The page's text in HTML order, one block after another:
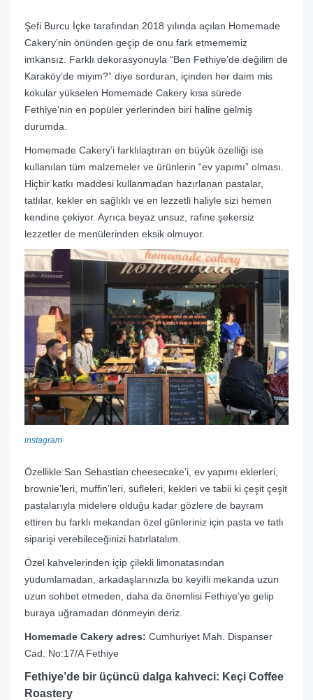
Şefi Burcu İçke tarafından 2018 yılında açılan Homemade
Cakery’nin önünden geçip de onu fark etmememiz
imkansız. Farklı dekorasyonuyla “Ben Fethiye’de değilim de
Karaköy’de miyim?” diye sorduran, içinden her daim mis
kokular yükselen Homemade Cakery kısa sürede
Fethiye’nin en popüler yerlerinden biri haline gelmiş
durumda.
Homemade Cakery’i farklılaştıran en büyük özelliği ise
kullanılan tüm malzemeler ve ürünlerin “ev yapımı” olması.
Hiçbir katkı maddesi kullanmadan hazırlanan pastalar,
tatlılar, kekler en sağlıklı ve en lezzetli haliyle sizi hemen
kendine çekiyor. Ayrıca beyaz unsuz, rafine şekersiz
lezzetler de menülerinden eksik olmuyor.
instagram
Özellikle San Sebastian cheesecake’i, ev yapımı eklerleri,
brownie’leri, muffin’leri, sufleleri, kekleri ve tabii ki çeşit çeşit
pastalarıyla midelere olduğu kadar gözlere de bayram
ettiren bu farklı mekandan özel günleriniz için pasta ve tatlı
siparişi verebileceğinizi hatırlatalım.
Özel kahvelerinden içip çilekli limonatasından
yudumlamadan, arkadaşlarınızla bu keyifli mekanda uzun
uzun sohbet etmeden, daha da önemlisi Fethiye’ye gelip
buraya uğramadan dönmeyin deriz.
Homemade Cakery adres: Cumhuriyet Mah. Dispanser
Cad. No:17/A Fethiye
Fethiye’de bir üçüncü dalga kahveci: Keçi Coffee
Roastery